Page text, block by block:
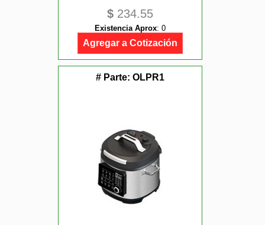
$ 234.55
Existencia Aprox: 0
Agregar a Cotización
# Parte: OLPR1